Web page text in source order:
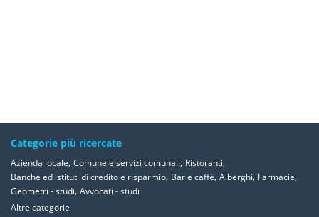
Categorie più ricercate
Azienda locale, Comune e servizi comunali, Ristoranti,
Banche ed istituti di credito e risparmio, Bar e caffè, Alberghi, Farmacie,
Geometri - studi, Avvocati - studi
Altre categorie